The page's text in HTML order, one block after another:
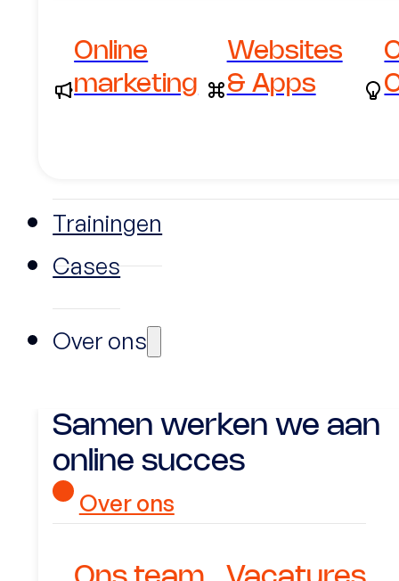
Online
marketing
Websites
& Apps
Trainingen
Cases
Over ons
Samen werken we aan
online succes
Over ons